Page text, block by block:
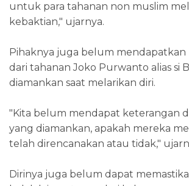
untuk para tahanan non muslim
kebaktian," ujarnya.
Pihaknya juga belum
dari tahanan Joko Purwanto alias si
diamankan saat melarikan diri.
"Kita belum mendapat keterangan
yang diamankan, apakah mereka
telah direncanakan atau tidak,"
Dirinya juga belum dapat